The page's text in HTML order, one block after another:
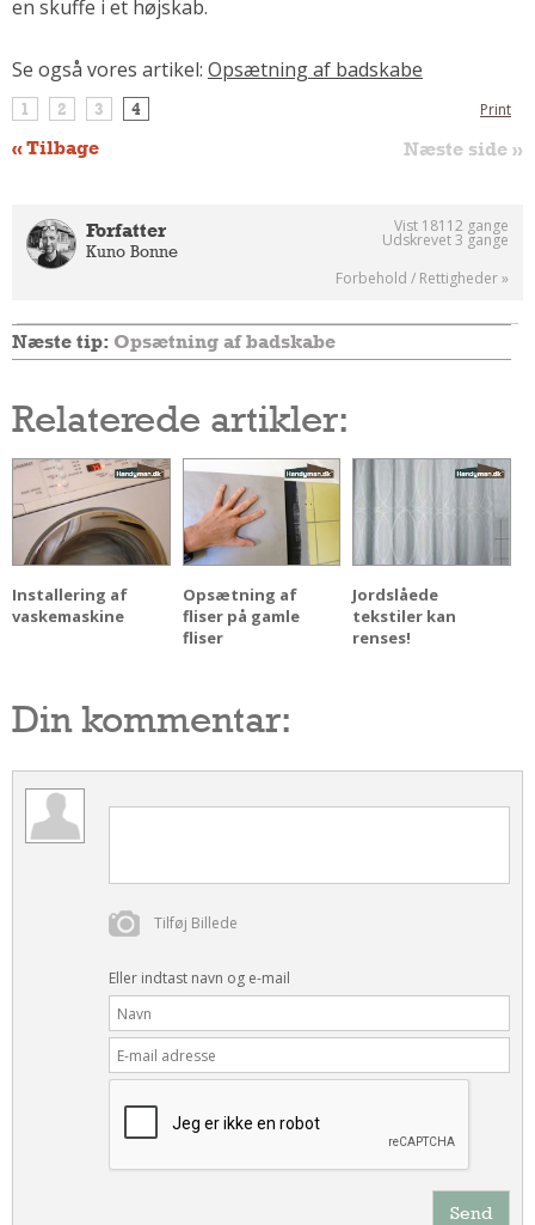
en skuffe i et højskab.
Se også vores artikel: Opsætning af badskabe
1 2 3 4
« Tilbage Næste side »
Print
Forfatter
Kuno Bonne
Vist 18112 gange
Udskrevet 3 gange
Forbehold / Rettigheder »
Næste tip: Opsætning af badskabe
Relaterede artikler:
Installering af
vaskemaskine
Opsætning af
fliser på gamle
fliser
Jordslåede
tekstiler kan
renses!
Din kommentar:
Tilføj Billede
Eller indtast navn og e-mail
Send